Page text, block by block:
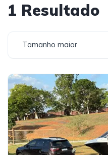
1 Resultado
Tamanho maior